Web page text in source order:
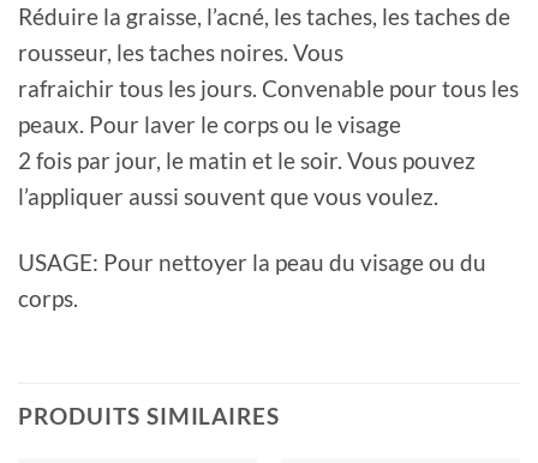
Réduire la graisse, l’acné, les taches, les taches de
rousseur, les taches noires. Vous
rafraichir tous les jours. Convenable pour tous les
peaux. Pour laver le corps ou le visage
2 fois par jour, le matin et le soir. Vous pouvez
l’appliquer aussi souvent que vous voulez.
USAGE: Pour nettoyer la peau du visage ou du
corps.
PRODUITS SIMILAIRES